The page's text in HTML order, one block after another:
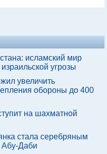
исламский мир
угрозы
увеличить
обороны до 400
на шахматной
стала серебряным
Абу-Даби